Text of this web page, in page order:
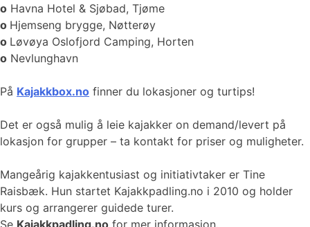
o Havna Hotel & Sjøbad, Tjøme
o Hjemseng brygge, Nøtterøy
o Løvøya Oslofjord Camping, Horten
o Nevlunghavn
På Kajakkbox.no finner du lokasjoner og turtips!
Det er også mulig å leie kajakker on demand/levert på
lokasjon for grupper – ta kontakt for priser og muligheter.
Mangeårig kajakkentusiast og initiativtaker er Tine
Raisbæk. Hun startet Kajakkpadling.no i 2010 og holder
kurs og arrangerer guidede turer.
Se Kajakkpadling.no for mer informasjon.